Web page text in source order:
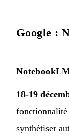
Google :
18-19
fonctionnalité
synthétiser